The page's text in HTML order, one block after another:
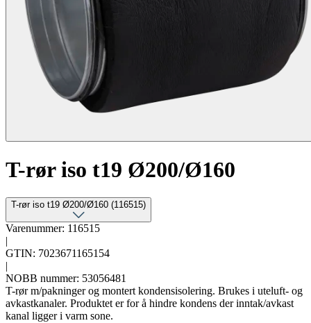
T-rør iso t19 Ø200/Ø160
T-rør iso t19 Ø200/Ø160 (116515)
Varenummer: 116515
|
GTIN: 7023671165154
|
NOBB nummer: 53056481
T-rør m/pakninger og montert kondensisolering. Brukes i uteluft- og
avkastkanaler. Produktet er for å hindre kondens der inntak/avkast
kanal ligger i varm sone.